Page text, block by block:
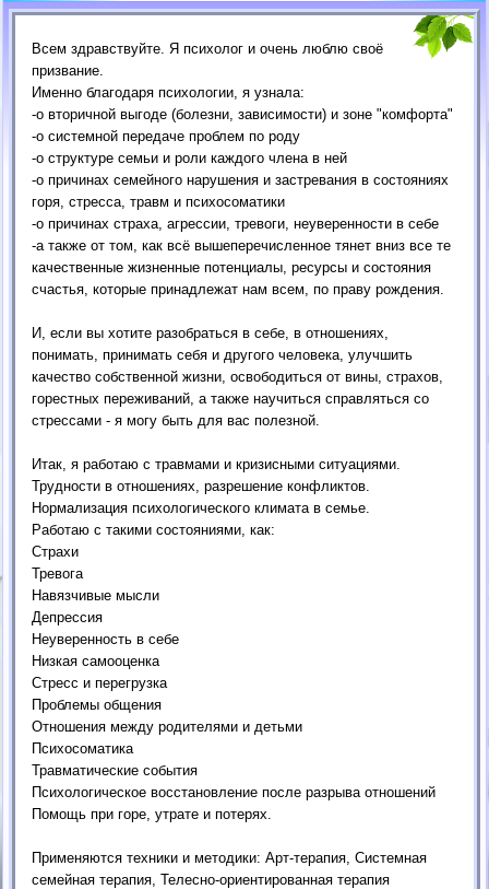
Всем здравствуйте. Я психолог и очень люблю своё
призвание.
Именно благодаря психологии, я узнала:
-о вторичной выгоде (болезни, зависимости) и зоне "комфорта"
-о системной передаче проблем по роду
-о структуре семьи и роли каждого члена в ней
-о причинах семейного нарушения и застревания в состояниях
горя, стресса, травм и психосоматики
-о причинах страха, агрессии, тревоги, неуверенности в себе
-а также от том, как всё вышеперечисленное тянет вниз все те
качественные жизненные потенциалы, ресурсы и состояния
счастья, которые принадлежат нам всем, по праву рождения.
И, если вы хотите разобраться в себе, в отношениях,
понимать, принимать себя и другого человека, улучшить
качество собственной жизни, освободиться от вины, страхов,
горестных переживаний, а также научиться справляться со
стрессами - я могу быть для вас полезной.
Итак, я работаю с травмами и кризисными ситуациями.
Трудности в отношениях, разрешение конфликтов.
Нормализация психологического климата в семье.
Работаю с такими состояниями, как:
Страхи
Тревога
Навязчивые мысли
Депрессия
Неуверенность в себе
Низкая самооценка
Стресс и перегрузка
Проблемы общения
Отношения между родителями и детьми
Психосоматика
Травматические события
Психологическое восстановление после разрыва отношений
Помощь при горе, утрате и потерях.
Применяются техники и методики: Арт-терапия, Системная
семейная терапия, Телесно-ориентированная терапия